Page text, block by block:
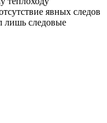
явных следов
лишь следовые